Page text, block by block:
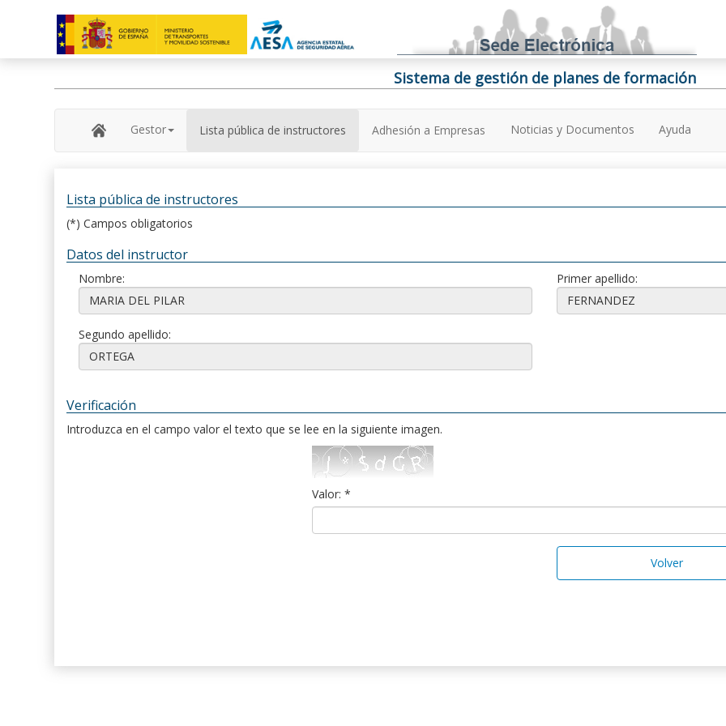
Sistema de gestión de planes de formación
Gestor Lista pública de instructores Adhesión a Empresas Noticias y Documentos Ayuda
Lista pública de instructores
(*) Campos obligatorios
Datos del instructor
Nombre: Primer apellido:
Segundo apellido:
Verificación
Introduzca en el campo valor el texto que se lee en la siguiente imagen.
Valor: *
Volver